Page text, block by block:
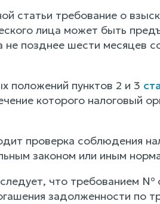
статьи требование о
лица может быть
не позднее шести месяцев
положений пунктов 2 и 3
которого налоговый
проверка соблюдения
законом или иным
следует, что
задолженности по